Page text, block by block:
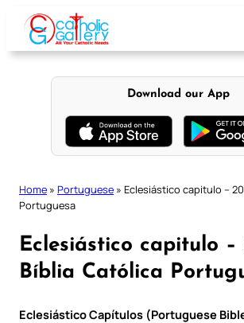
content
Download our App
Home » Portuguese » Eclesiástico capitulo –
Portuguesa
Eclesiástico capitulo –
Bíblia Católica
Eclesiástico Capítulos (Portuguese